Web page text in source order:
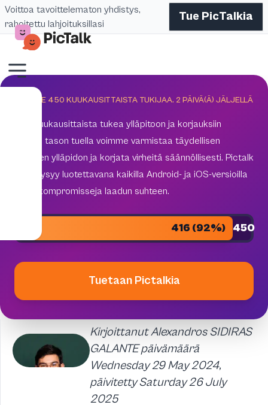
Voittoa tavoittelematon yhdistys,
rahoitettu lahjoituksillasi
Tue PicTalkia
TAVOITE 450 KUUKAUSITTAISTA TUKIJAA. 2 PÄIVÄ(Ä) JÄLJELLÄ
450 kuukausittaista tukea ylläpitoon ja korjauksiin
Tämän tason tuella voimme varmistaa täydellisen
teknisen ylläpidon ja korjata virheitä säännöllisesti. Pictalk
AAC pysyy luotettavana kaikilla Android- ja iOS-versioilla
ilman kompromisseja laadun suhteen.
416 (92%) 450
Tuetaan Pictalkia
Kirjoittanut Alexandros SIDIRAS
GALANTE päivämäärä
Wednesday 29 May 2024,
päivitetty Saturday 26 July
2025